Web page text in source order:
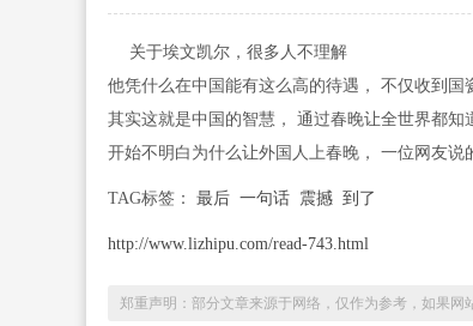
关于埃文凯尔，很多人不理解
他凭什么在中国能有这么高的待遇， 不仅收到
其实这就是中国的智慧， 通过春晚让全世界都知
开始不明白为什么让外国人上春晚， 一位网友说
TAG标签： 最后 一句话 震撼 到了
http://www.lizhipu.com/read-743.html
郑重声明：部分文章来源于网络，仅作为参考，如果网